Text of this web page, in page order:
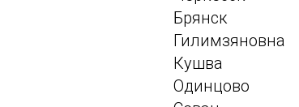
Брянск
Гилимзяновна
Кушва
Одинцово